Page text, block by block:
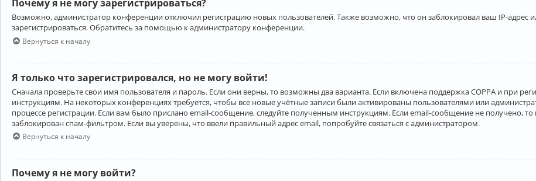
Почему я не могу зарегистрироваться?
Возможно, администратор конференции отключил регистрацию новых пользователей. Также возможно, что он заблокировал ваш IP-адрес
зарегистрироваться. Обратитесь за помощью к администратору конференции.
Вернуться к началу
Я только что зарегистрировался, но не могу войти!
Сначала проверьте свои имя пользователя и пароль. Если они верны, то возможны два варианта. Если включена поддержка COPPA и при
инструкциям. На некоторых конференциях требуется, чтобы все новые учётные записи были активированы пользователями или
процессе регистрации. Если вам было прислано email-сообщение, следуйте полученным инструкциям. Если email-сообщение не получено,
заблокирован спам-фильтром. Если вы уверены, что ввели правильный адрес email, попробуйте связаться с администратором.
Вернуться к началу
Почему я не могу войти?